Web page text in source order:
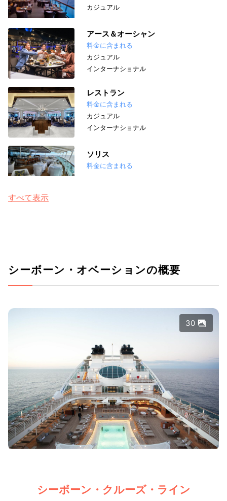
カジュアル
アース＆オーシャン
料金に含まれる
カジュアル
インターナショナル
レストラン
料金に含まれる
カジュアル
インターナショナル
ソリス
料金に含まれる
すべて表示
シーボーン・オベーションの概要
30
シーボーン・クルーズ・ライン